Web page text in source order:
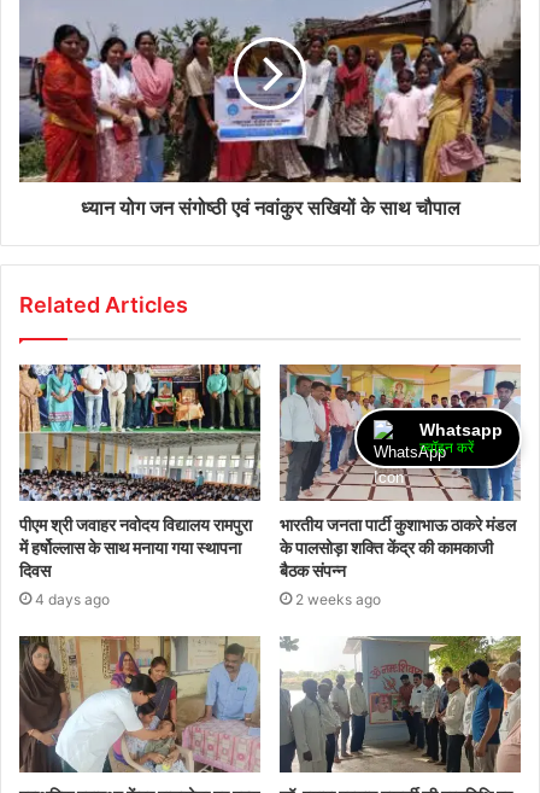
ध्यान योग जन संगोष्ठी एवं नवांकुर सखियों के साथ चौपाल
Related Articles
पीएम श्री जवाहर नवोदय विद्यालय रामपुरा
में हर्षोल्लास के साथ मनाया गया स्थापना
दिवस
4 days ago
भारतीय जनता पार्टी कुशाभाऊ ठाकरे मंडल
के पालसोड़ा शक्ति केंद्र की कामकाजी
बैठक संपन्न
2 weeks ago
Whatsapp
ज्वॉइन करें